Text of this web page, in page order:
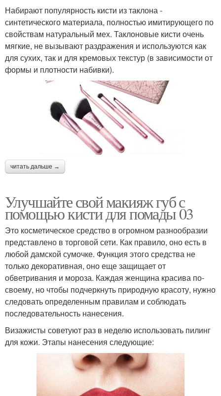
Набирают популярность кисти из таклона -
синтетического материала, полностью имитирующего по
свойствам натуральный мех. Таклоновые кисти очень
мягкие, не вызывают раздражения и используются как
для сухих, так и для кремовых текстур (в зависимости от
формы и плотности набивки).
читать дальше →
Улучшайте свой макияж губ с
помощью кисти для помады 03
Это косметическое средство в огромном разнообразии
представлено в торговой сети. Как правило, оно есть в
любой дамской сумочке. Функция этого средства не
только декоративная, оно еще защищает от
обветривания и мороза. Каждая женщина красива по-
своему, но чтобы подчеркнуть природную красоту, нужно
следовать определенным правилам и соблюдать
последовательность нанесения.
Визажисты советуют раз в неделю использовать пилинг
для кожи. Этапы нанесения следующие: